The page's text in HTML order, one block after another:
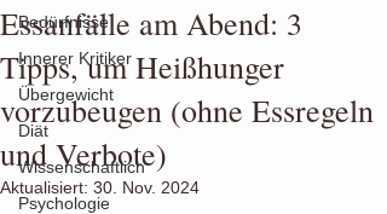
Bedürfnisse
Innerer Kritiker
Übergewicht
Diät
Wissenschaftlich
Psychologie
Essanfälle am Abend: 3
Tipps, um Heißhunger
vorzubeugen (ohne Essregeln
und Verbote)
Aktualisiert: 30. Nov. 2024